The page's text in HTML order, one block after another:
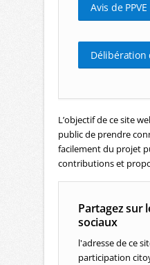
Avis de PPVE
Délibération
L’objectif de ce site
public de prendre
facilement du projet
contributions et
Partagez sur
sociaux
l'adresse de ce
participation